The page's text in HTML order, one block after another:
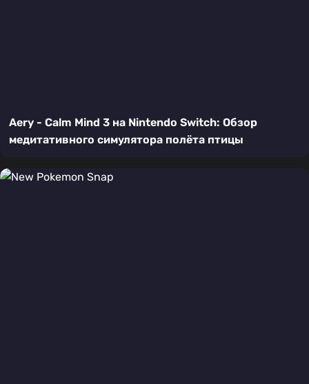
Aery - Calm Mind 3 на Nintendo Switch: Обзор
медитативного симулятора полёта птицы